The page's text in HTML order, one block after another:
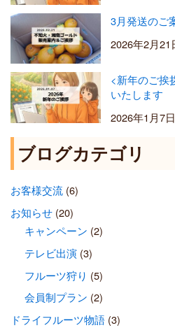
3月発送のご
2026年2月21
<新年のご挨
いたします
2026年1月7日
ブログカテゴリ
お客様交流(6)
お知らせ(20)
キャンペーン (2)
テレビ出演(3)
フルーツ狩り (5)
会員制プラン (2)
ドライフルーツ物語(3)